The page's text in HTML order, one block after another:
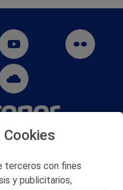
Muñatones,
S.A.
terceros con fines
y publicitarios,